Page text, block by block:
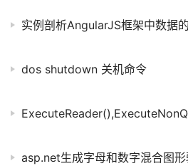
实例剖析AngularJS框架中数据
dos shutdown 关机命令
asp.net生成字母和数字混合图形